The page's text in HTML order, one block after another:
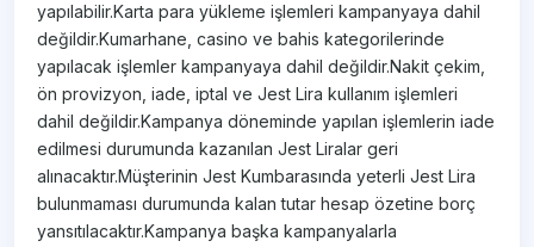
yapılabilir.Karta para yükleme işlemleri kampanyaya dahil
değildir.Kumarhane, casino ve bahis kategorilerinde
yapılacak işlemler kampanyaya dahil değildir.Nakit çekim,
ön provizyon, iade, iptal ve Jest Lira kullanım işlemleri
dahil değildir.Kampanya döneminde yapılan işlemlerin iade
edilmesi durumunda kazanılan Jest Liralar geri
alınacaktır.Müşterinin Jest Kumbarasında yeterli Jest Lira
bulunmaması durumunda kalan tutar hesap özetine borç
yansıtılacaktır.Kampanya başka kampanyalarla